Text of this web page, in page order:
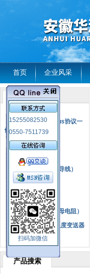
首页 企业风采
15255082530
0550-7511739
扫码加微信
产品列表
风电温度传感器
RS485通讯modbus协议一
体化现场智能仪表
热电偶
热电偶补偿电缆（导线）
振动传感器
热电阻
铂热电阻元件（云母电阻）
SBW系列一体化温度变送器
双金属温度计
产品搜索